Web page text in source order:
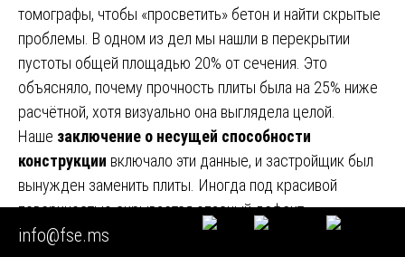
томографы, чтобы «просветить» бетон и найти скрытые
проблемы. В одном из дел мы нашли в перекрытии
пустоты общей площадью 20% от сечения. Это
объясняло, почему прочность плиты была на 25% ниже
расчётной, хотя визуально она выглядела целой.
Наше заключение о несущей способности
конструкции включало эти данные, и застройщик был
вынужден заменить плиты. Иногда под красивой
поверхностью скрывается опасный дефект.
info@fse.ms